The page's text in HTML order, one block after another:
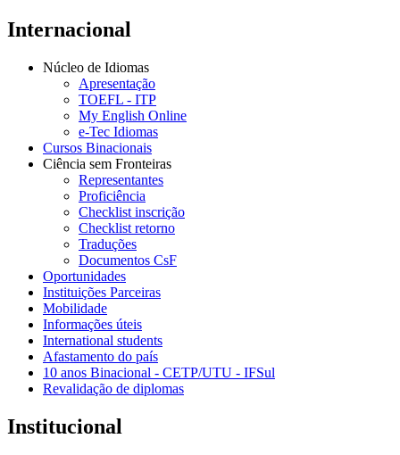
Internacional
Núcleo de Idiomas
Apresentação
TOEFL - ITP
My English Online
e-Tec Idiomas
Cursos Binacionais
Ciência sem Fronteiras
Representantes
Proficiência
Checklist inscrição
Checklist retorno
Traduções
Documentos CsF
Oportunidades
Instituições Parceiras
Mobilidade
Informações úteis
International students
Afastamento do país
10 anos Binacional - CETP/UTU - IFSul
Revalidação de diplomas
Institucional